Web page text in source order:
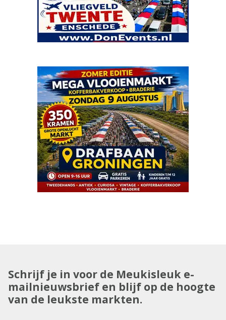
Schrijf je in voor de Meukisleuk e-
mailnieuwsbrief en blijf op de hoogte
van de leukste markten.